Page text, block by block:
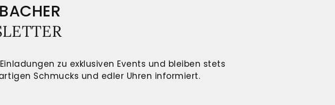
zu exklusiven Events und bleiben stets
Schmucks und edler Uhren informiert.